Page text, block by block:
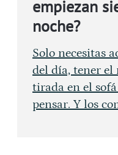
empiezan
noche?
Solo necesitas
del día, tener
tirada en el
pensar. Y los